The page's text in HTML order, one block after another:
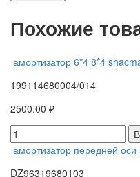
Похожие
амортизатор 6*4 8*4
199114680004/014
2500.00 ₽
амортизатор передней оси
DZ96319680103